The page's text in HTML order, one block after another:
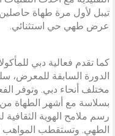
عرض طهي حي استثنائي.
كما تقدم فعالية دبي
الدورة السابقة للمعرض،
مختلف أنحاء دبي. وتوفر
بسلاسة مع أشهر الطهاة
رسم ملامح الهوية الثقافية
الطهي. وتستقطب المواهب